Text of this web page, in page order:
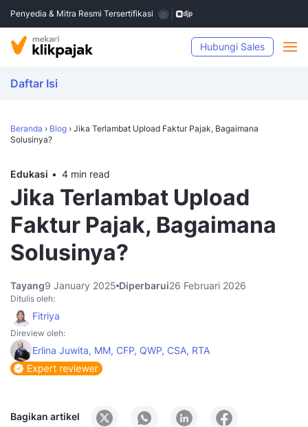
Penyedia & Mitra Resmi Tersertifikasi
Hubungi Sales
Daftar Isi
Beranda › Blog › Jika Terlambat Upload Faktur Pajak, Bagaimana
Solusinya?
Edukasi 4 min read
Jika Terlambat Upload
Faktur Pajak, Bagaimana
Solusinya?
Tayang9 January 2025 Diperbarui26 Februari 2026
Ditulis oleh:
Fitriya
Direview oleh:
Erlina Juwita, MM, CFP, QWP, CSA, RTA
Bagikan artikel